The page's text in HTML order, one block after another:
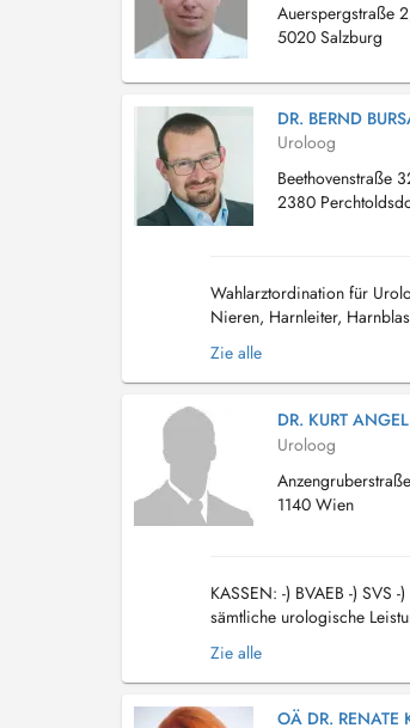
Auerspergstraße
5020 Salzburg
DR. BERND
Uroloog
Beethovenstraße
2380
Wahlarztordination für
Nieren, Harnleiter,
wichtige Voraussetzung für
Zie alle
DR. KURT ANGEL
Uroloog
1140 Wien
KASSEN: -) BVAEB -) SVS
sämtliche urologische
oder auch kleine operative
Zie alle
OÄ DR. RENATE